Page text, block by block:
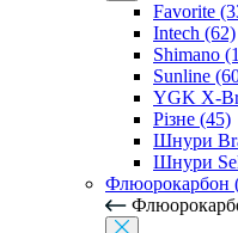
Favorite
Intech (62)
Shimano
Sunline
YGK X-
Різне (45)
Шнури
Шнури
Флюорокарбон